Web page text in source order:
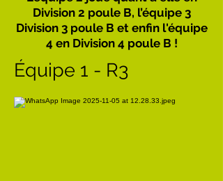
Division 2 poule B, l’équipe 3
Division 3 poule B et enfin l'équipe
4 en Division 4 poule B !
Équipe 1 - R3